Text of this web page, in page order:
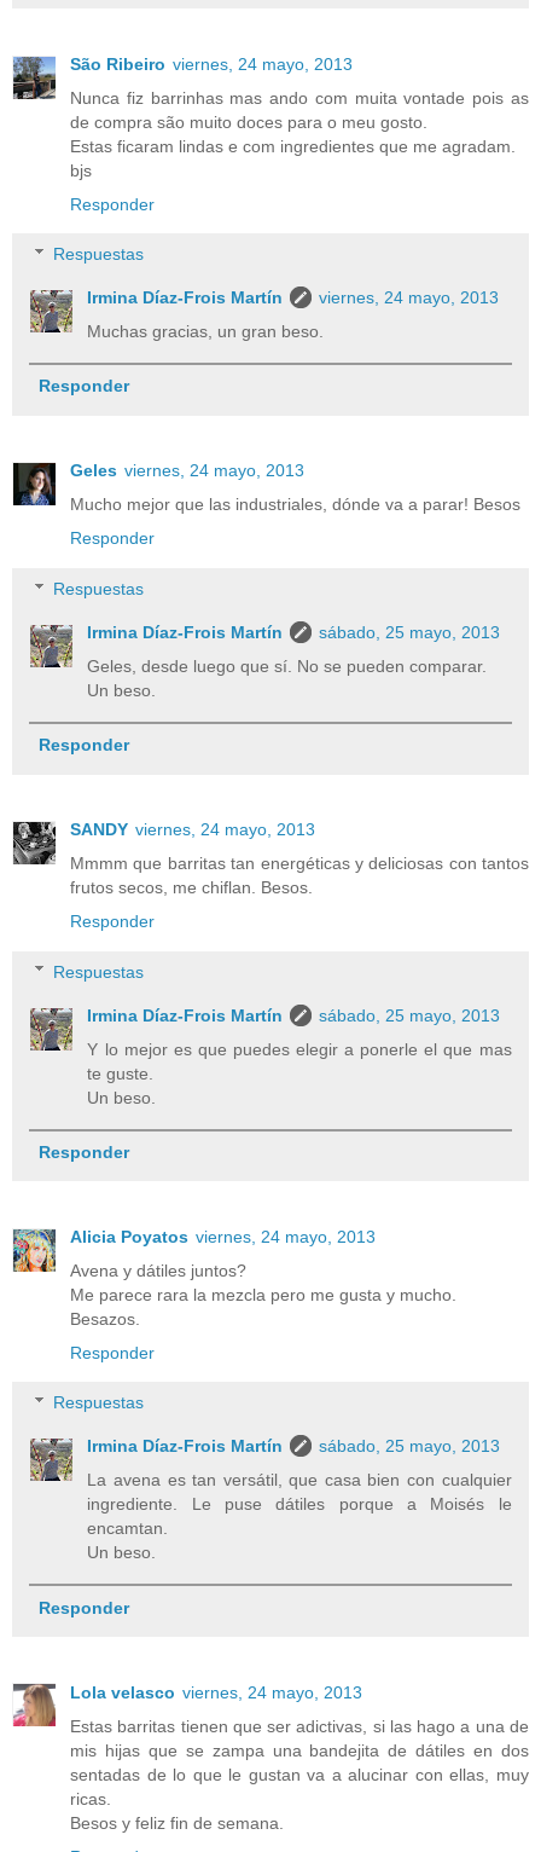
São Ribeiro viernes, 24 mayo, 2013
Nunca fiz barrinhas mas ando com muita vontade pois as
de compra são muito doces para o meu gosto.
Estas ficaram lindas e com ingredientes que me agradam.
bjs
Responder
Respuestas
Irmina Díaz-Frois Martín
viernes, 24 mayo, 2013
Muchas gracias, un gran beso.
Responder
Geles viernes, 24 mayo, 2013
Mucho mejor que las industriales, dónde va a parar! Besos
Responder
Respuestas
Irmina Díaz-Frois Martín
sábado, 25 mayo, 2013
Geles, desde luego que sí. No se pueden comparar.
Un beso.
Responder
SANDY viernes, 24 mayo, 2013
Mmmm que barritas tan energéticas y deliciosas con tantos
frutos secos, me chiflan. Besos.
Responder
Respuestas
Irmina Díaz-Frois Martín
sábado, 25 mayo, 2013
Y lo mejor es que puedes elegir a ponerle el que mas
te guste.
Un beso.
Responder
Alicia Poyatos viernes, 24 mayo, 2013
Avena y dátiles juntos?
Me parece rara la mezcla pero me gusta y mucho.
Besazos.
Responder
Respuestas
Irmina Díaz-Frois Martín
sábado, 25 mayo, 2013
La avena es tan versátil, que casa bien con cualquier
ingrediente. Le puse dátiles porque a Moisés le
encamtan.
Un beso.
Responder
Lola velasco viernes, 24 mayo, 2013
Estas barritas tienen que ser adictivas, si las hago a una de
mis hijas que se zampa una bandejita de dátiles en dos
sentadas de lo que le gustan va a alucinar con ellas, muy
ricas.
Besos y feliz fin de semana.